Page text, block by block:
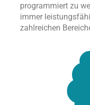
programmiert zu
immer
zahlreichen